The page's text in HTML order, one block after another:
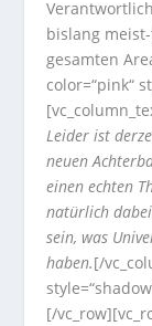
bislang
gesamten
color=“pink“
Leider ist
neuen
einen echten
natürlich
sein, was
haben.[/
[/